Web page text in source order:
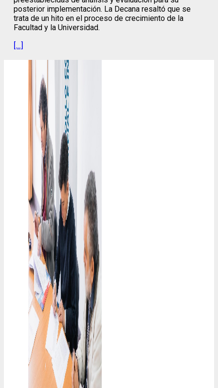
posterior implementación. La Decana resaltó que se
trata de un hito en el proceso de crecimiento de la
Facultad y la Universidad.
[…]